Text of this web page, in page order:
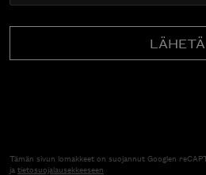
Tämän sivun lomakkeet on suojannut Googlen
jatietosuojalausekkeeseen